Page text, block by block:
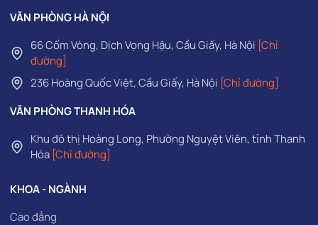
VĂN PHÒNG HÀ NỘI
66 Cốm Vòng, Dịch Vọng Hậu, Cầu Giấy, Hà Nội [Chỉ
đường]
236 Hoàng Quốc Việt, Cầu Giấy, Hà Nội [Chỉ đường]
VĂN PHÒNG THANH HÓA
Khu đô thị Hoàng Long, Phường Nguyệt Viên, tỉnh Thanh
Hóa [Chỉ đường]
KHOA - NGÀNH
Cao đẳng